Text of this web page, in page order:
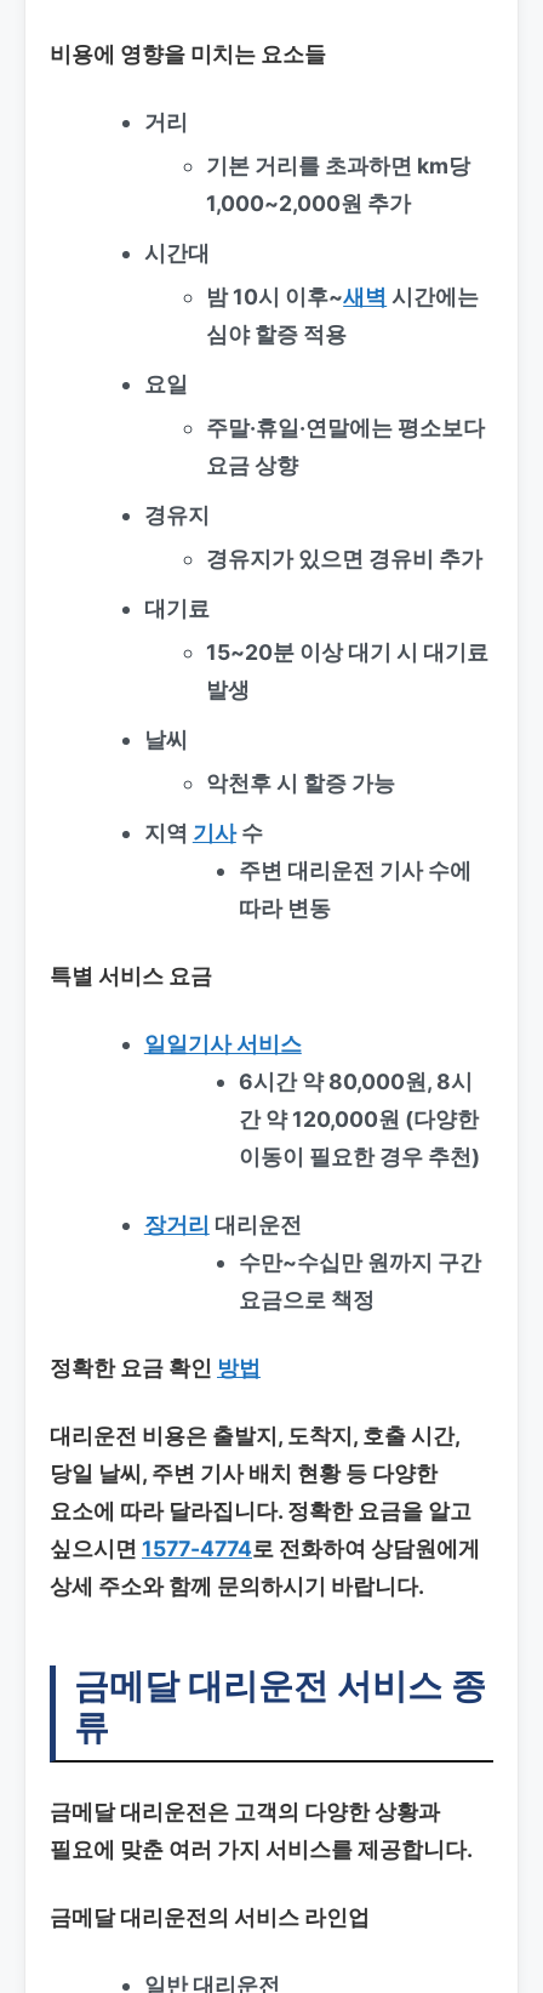
비용에 영향을 미치는 요소들
거리
기본 거리를 초과하면 km당
1,000~2,000원 추가
시간대
밤 10시 이후~새벽 시간에는
심야 할증 적용
요일
주말·휴일·연말에는 평소보다
요금 상향
경유지
경유지가 있으면 경유비 추가
대기료
15~20분 이상 대기 시 대기료
발생
날씨
악천후 시 할증 가능
지역 기사수
주변 대리운전 기사 수에
따라 변동
특별 서비스 요금
일일기사 서비스
6시간 약 80,000원, 8시
간 약 120,000원 (다양한
이동이 필요한 경우 추천)
장거리 대리운전
수만~수십만 원까지 구간
요금으로 책정
정확한 요금 확인 방법
대리운전 비용은 출발지, 도착지, 호출 시간,
당일 날씨, 주변 기사 배치 현황 등 다양한
요소에 따라 달라집니다. 정확한 요금을 알고
싶으시면 1577-4774로 전화하여 상담원에게
상세 주소와 함께 문의하시기 바랍니다.
금메달 대리운전 서비스 종
류
금메달 대리운전은 고객의 다양한 상황과
필요에 맞춘 여러 가지 서비스를 제공합니다.
금메달 대리운전의 서비스 라인업
일반 대리운전